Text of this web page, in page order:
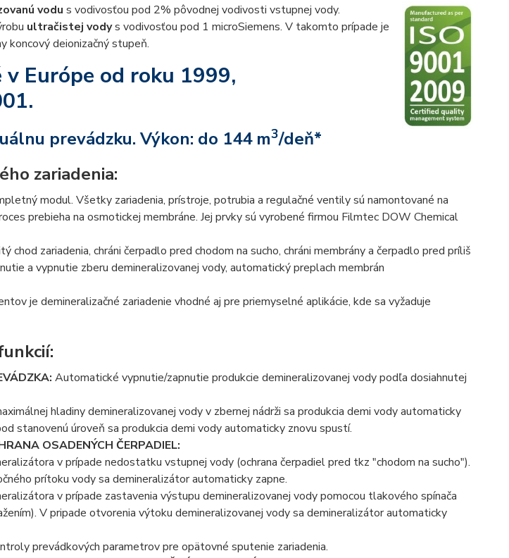
vodu s vodivosťou pod 2% pôvodnej vodivosti vstupnej vody.
ultračistej vodys vodivosťou pod 1 microSiemens. V takomto prípade je
koncový deionizačný stupeň.
Európe od roku 1999,
prevádzku. Výkon: do 144 m3/deň*
zariadenia:
modul. Všetky zariadenia, prístroje, potrubia a regulačné ventily sú namontované na
prebieha na osmotickej membráne. Jej prvky sú vyrobené firmou Filmtec DOW Chemical
zariadenia, chráni čerpadlo pred chodom na sucho, chráni membrány a čerpadlo pred príliš
a vypnutie zberu demineralizovanej vody, automatický preplach membrán
je demineralizačné zariadenie vhodné aj pre priemyselné aplikácie, kde sa vyžaduje
Automatické vypnutie/zapnutie produkcie demineralizovanej vody podľa dosiahnutej
hladiny demineralizovanej vody v zbernej nádrži sa produkcia demi vody automaticky
stanovenú úroveň sa produkcia demi vody automaticky znovu spustí.
OSADENÝCH ČERPADIEL:
v prípade nedostatku vstupnej vody (ochrana čerpadiel pred tkz "chodom na sucho").
prítoku vody sa demineralizátor automaticky zapne.
v prípade zastavenia výstupu demineralizovanej vody pomocou tlakového spínača
V pripade otvorenia výtoku demineralizovanej vody sa demineralizátor automaticky
prevádkových parametrov pre opätovné sputenie zariadenia.